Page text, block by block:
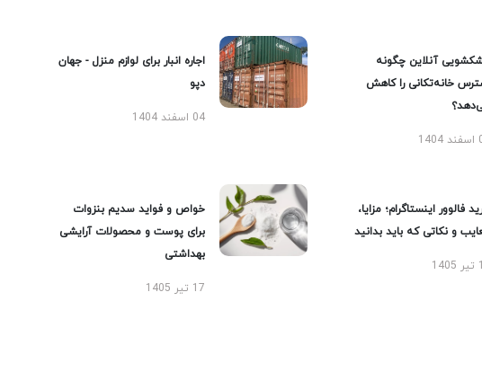
آنلاین چگونه
خانه‌تکانی را کاهش
اجاره انبار برای لوازم منزل - جهان
دپو
04 اسفند 1404
فالوور اینستاگرام؛ مزایا،
و نکاتی که باید بدانید
خواص و فواید سدیم بنزوات
برای پوست و محصولات آرایشی
بهداشتی
17 تیر 1405